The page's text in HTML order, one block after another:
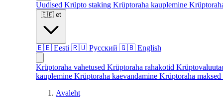
Uudised Krüpto staking Krüptoraha kauplemine
🇪🇪 et
🇪🇪 Eesti 🇷🇺 Русский 🇬🇧 English
Krüptoraha vahetused Krüptoraha rahakotid
kauplemine Krüptoraha kaevandamine Krüptoraha maksed
Avaleht